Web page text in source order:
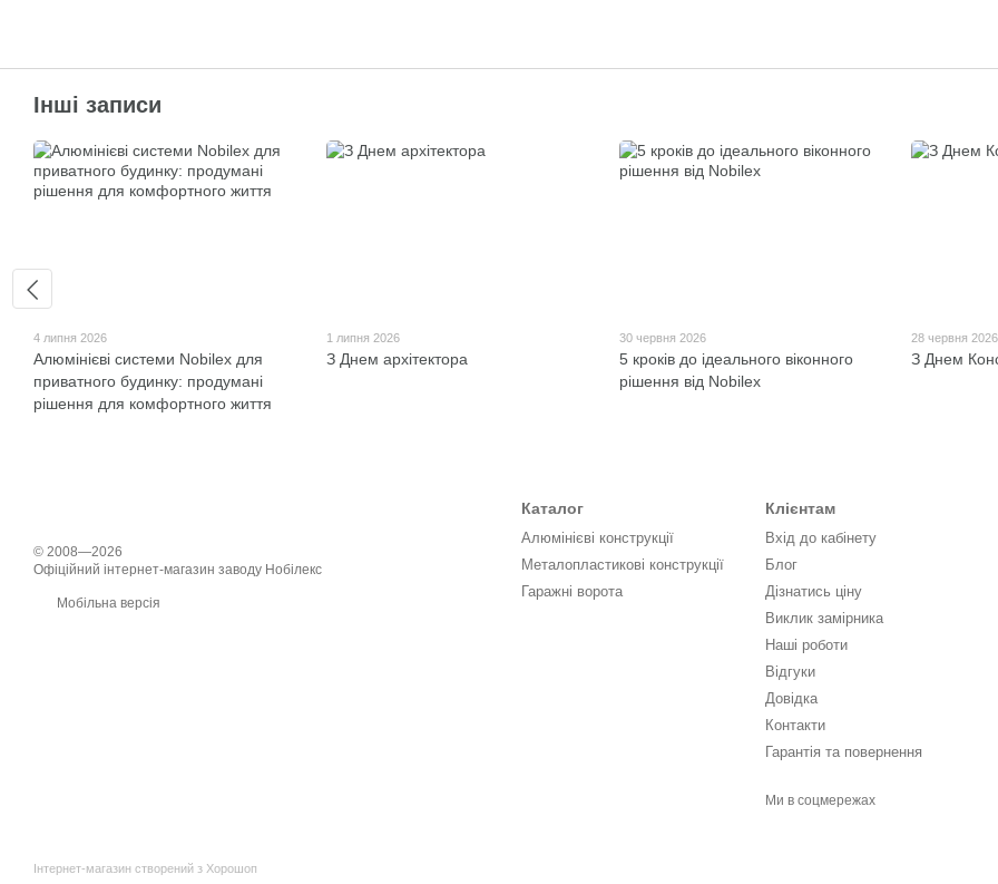
Інші записи
4 липня 2026
Алюмінієві системи Nobilex для
приватного будинку: продумані
рішення для комфортного життя
1 липня 2026
З Днем архітектора
30 червня 2026
5 кроків до ідеального віконного
рішення від Nobilex
28 червня 2026
З Днем
© 2008—2026
Офіційний інтернет-магазин заводу Нобілекс
Мобільна версія
Інтернет-магазин створений з Хорошоп
Каталог
Алюмінієві конструкції
Металопластикові конструкції
Гаражні ворота
Клієнтам
Вхід до кабінету
Блог
Дізнатись ціну
Виклик замірника
Наші роботи
Відгуки
Довідка
Контакти
Гарантія та повернення
Ми в соцмережах